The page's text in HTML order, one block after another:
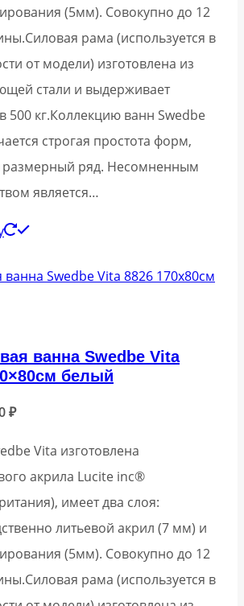
(5мм). Совокупно до 12
рама (используется в
от модели) изготовлена из
стали и выдерживает
500 кг.Коллекцию ванн Swedbe
строгая простота форм,
ряд. Несомненным
является…
ванна Swedbe Vita
белый
₽
Vita изготовлена
акрила Lucite inc®
имеет два слоя:
литьевой акрил (7 мм) и
(5мм). Совокупно до 12
рама (используется в